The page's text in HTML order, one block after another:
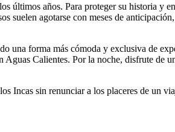
últimos años. Para proteger su historia y
suelen agotarse con meses de
una forma más cómoda y exclusiva de
Calientes. Por la noche, disfrute de
Incas sin renunciar a los placeres de un